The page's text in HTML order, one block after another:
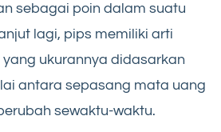
sebagai poin dalam suatu
lagi, pips memiliki arti
ukurannya didasarkan
antara sepasang mata uang
sewaktu-waktu.